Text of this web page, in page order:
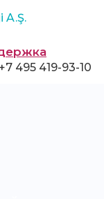
+7 495 419-93-10